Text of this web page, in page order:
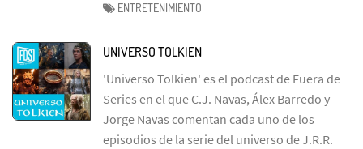
ENTRETENIMIENTO
UNIVERSO TOLKIEN
'Universo Tolkien' es el podcast de Fuera de
Series en el que C.J. Navas, Álex Barredo y
Jorge Navas comentan cada uno de los
episodios de la serie del universo de J.R.R.